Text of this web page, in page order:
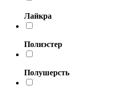
Лайкра
Полиэстер
Полушерсть